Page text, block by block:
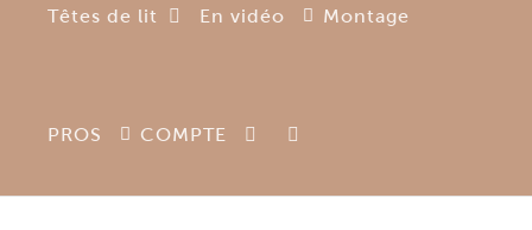
Têtes de lit En vidéo Montage
PROS COMPTE